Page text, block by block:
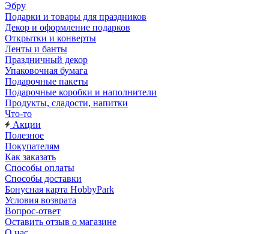
Эбру
Подарки и товары для праздников
Декор и оформление подарков
Открытки и конверты
Ленты и банты
Праздничный декор
Упаковочная бумага
Подарочные пакеты
Подарочные коробки и наполнители
Продукты, сладости, напитки
Что-то
Акции
Полезное
Покупателям
Как заказать
Способы оплаты
Способы доставки
Бонусная карта HobbyPark
Условия возврата
Вопрос-ответ
Оставить отзыв о магазине